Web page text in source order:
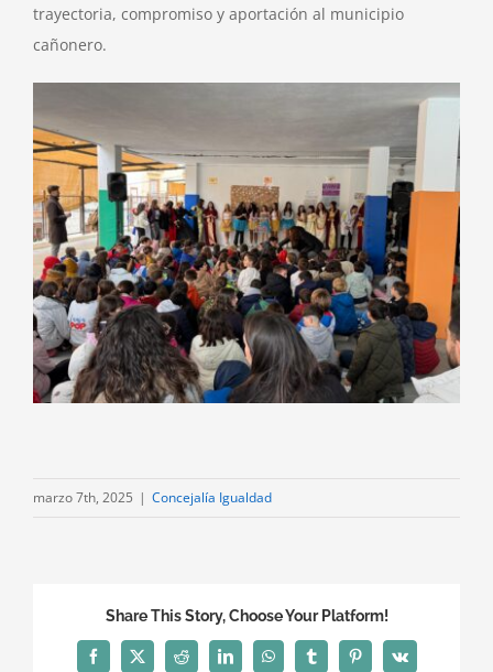
trayectoria, compromiso y aportación al municipio
cañonero.
marzo 7th, 2025 | Concejalía Igualdad
Share This Story, Choose Your Platform!
Facebook
X Reddit LinkedInWhatsAppTumblrPinterest
Vk